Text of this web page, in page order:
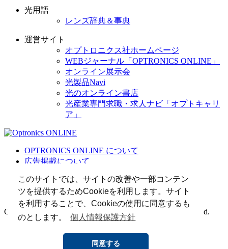
このサイトでは、サイトの改善や一部コンテン
ツを提供するためCookieを利用します。サイト
を利用することで、Cookieの使用に同意するも
のとします。
個人情報保護方針
同意する
光用語
レンズ辞典＆事典
運営サイト
オプトロニクス社ホームページ
WEBジャーナル「OPTRONICS ONLINE」
オンライン展示会
光製品Navi
光のオンライン書店
光産業専門求職・求人ナビ「オプトキャリ
ア」
OPTRONICS ONLINE について
広告掲載について
個人情報
光関連リンク集
Copyright (C) 2025 The Optronics Co., Ltd. All rights reserved.